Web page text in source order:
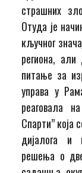
страшних
Отуда је
кључног
региона, али
питање за
управа у
реаговала
Спарти” која
дијалога и
решења о